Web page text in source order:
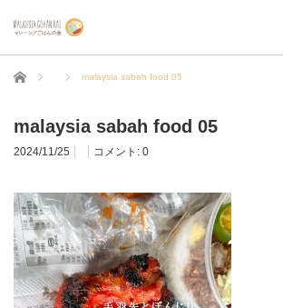
ホーム malaysia sabah food 05
malaysia sabah food 05
2024/11/25 コメント: 0